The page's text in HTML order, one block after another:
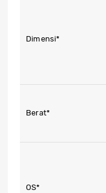
Dimensi*
Berat*
OS*